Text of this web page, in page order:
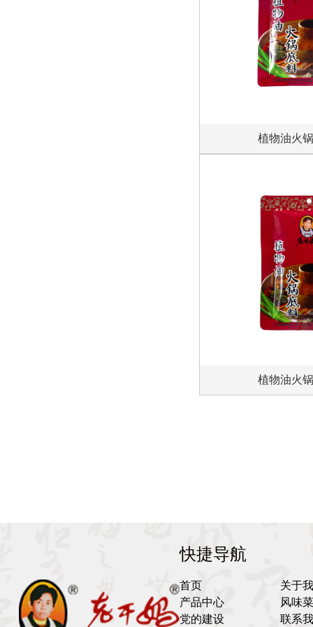
植物油火
植物油火
快捷导航
首页
关于
产品中心
风味
党的建设
联系